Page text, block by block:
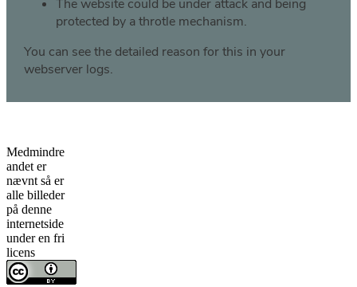
Medmindre
andet er
nævnt så er
alle billeder
på denne
internetside
under en fri
licens